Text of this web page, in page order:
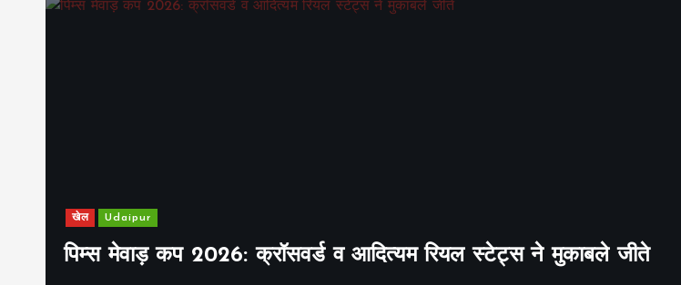
खेल Udaipur
पिम्स मेवाड़ कप 2026: क्रॉसवर्ड व आदित्यम रियल स्टेट्स ने मुकाबले जीते